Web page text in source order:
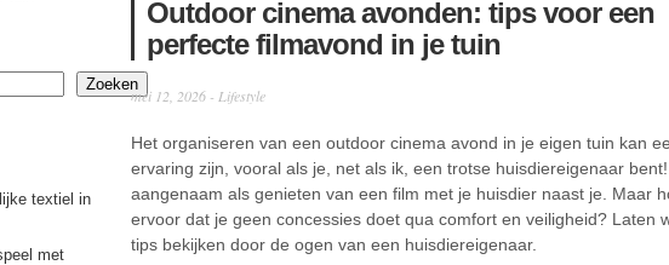
Zoeken
textiel in
met
Outdoor cinema avonden: tips voor een
perfecte filmavond in je tuin
mei 12, 2026 - Lifestyle
Het organiseren van een outdoor cinema avond in je eigen tuin kan
ervaring zijn, vooral als je, net als ik, een trotse huisdiereigenaar
aangenaam als genieten van een film met je huisdier naast je. Maar
ervoor dat je geen concessies doet qua comfort en veiligheid? Laten
tips bekijken door de ogen van een huisdiereigenaar.